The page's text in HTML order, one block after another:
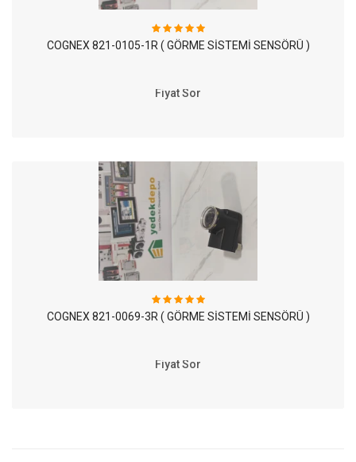
COGNEX 821-0105-1R ( GÖRME SİSTEMİ SENSÖRÜ )
Fiyat Sor
COGNEX 821-0069-3R ( GÖRME SİSTEMİ SENSÖRÜ )
Fiyat Sor